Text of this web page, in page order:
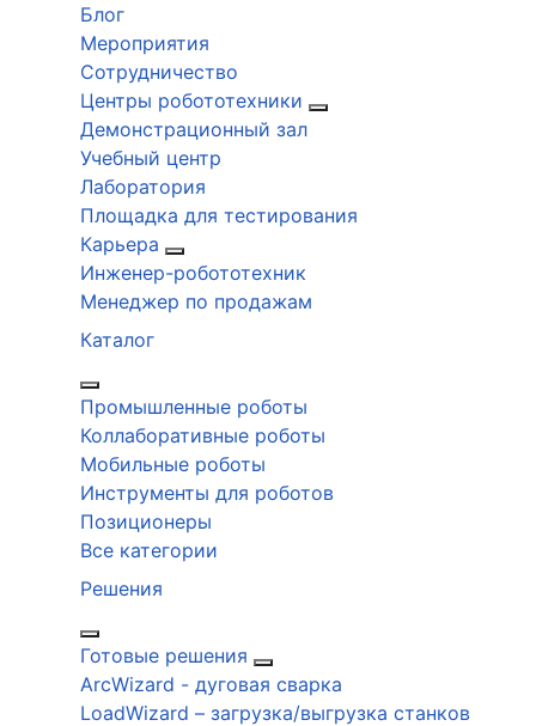
Блог
Мероприятия
Сотрудничество
Центры робототехники
Демонстрационный зал
Учебный центр
Лаборатория
Площадка для тестирования
Карьера
Инженер-робототехник
Менеджер по продажам
Каталог
Промышленные роботы
Коллаборативные роботы
Мобильные роботы
Инструменты для роботов
Позиционеры
Все категории
Решения
Готовые решения
ArcWizard - дуговая сварка
LoadWizard – загрузка/выгрузка станков